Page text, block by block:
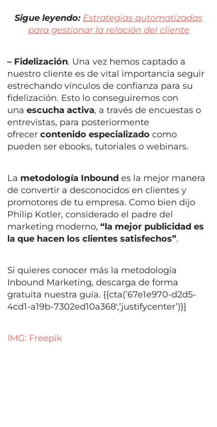
Sigue leyendo: Estrategias automatizadas
para gestionar la relación del cliente
– Fidelización. Una vez hemos captado a
nuestro cliente es de vital importancia seguir
estrechando vínculos de confianza para su
fidelización. Esto lo conseguiremos con
una escucha activa, a través de encuestas o
entrevistas, para posteriormente
ofrecer contenido especializado como
pueden ser ebooks, tutoriales o webinars.
La metodología Inbound es la mejor manera
de convertir a desconocidos en clientes y
promotores de tu empresa. Como bien dijo
Philip Kotler, considerado el padre del
marketing moderno, “la mejor publicidad es
la que hacen los clientes satisfechos”.
Si quieres conocer más la metodología
Inbound Marketing, descarga de forma
gratuita nuestra guía. {{cta(’67e1e970-d2d5-
4cd1-a19b-7302ed10a368′,’justifycenter’)}}
IMG: Freepik